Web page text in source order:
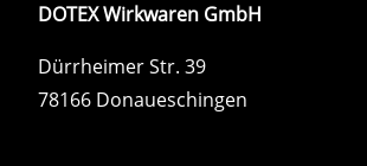
DOTEX Wirkwaren GmbH
Dürrheimer Str. 39
78166 Donaueschingen